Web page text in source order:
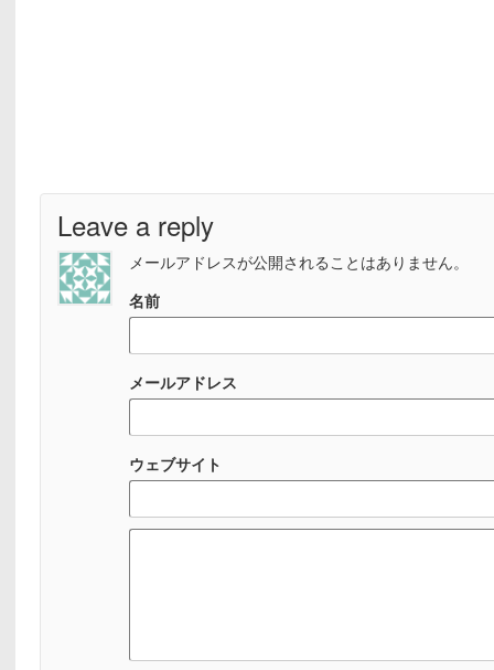
Leave a reply
メールアドレスが公開されることはありません。
名前
メールアドレス
ウェブサイト